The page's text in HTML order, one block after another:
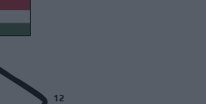
12